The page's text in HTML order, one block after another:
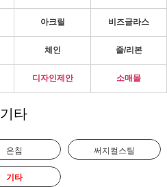
아크릴 비즈글라스
체인 줄/리본
디자인제안 소매몰
기타
은침 써지컬스틸
기타